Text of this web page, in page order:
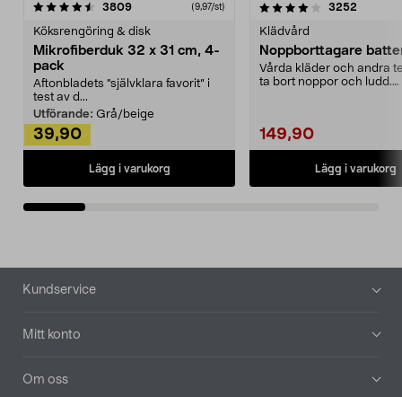
3809recensioner (9,97/st)
Köksrengöring & disk
Mikrofiberduk 32 x 31 cm, 4-
pack
Aftonbladets "självklara favorit” i
test av d...
Utförande: Grå/beige
39,90
Lägg i varukorg
4.0av 5 stjärnor 3252
Klädvård
Noppborttagare
Vårda kläder och andra
ta bort noppor och ludd.
149,90
Lägg i varukorg
4.5av 5 stjärnor
Sidfot
Kundservice
Mitt konto
Om oss